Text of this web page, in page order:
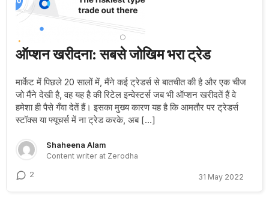
ऑप्शन खरीदना: सबसे जोखिम भरा ट्रेड
मार्केट में पिछले 20 सालों में, मैंने कई ट्रेडर्स से बातचीत की है और एक चीज
जो मैंने देखी है, वह यह है की रिटेल इन्वेस्टर्स जब भी ऑप्शन खरीदतें हैं वे
हमेशा ही पैसे गँवा देतें हैं। इसका मुख्य कारण यह है कि आमतौर पर ट्रेडर्स
स्टॉक्स या फ्यूचर्स में ना ट्रेड करके, अब […]
Shaheena Alam
Content writer at Zerodha
2 31 May 2022